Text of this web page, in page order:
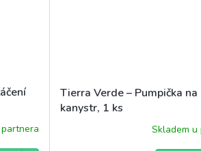
Tierra Verde – Pumpička
kanystr, 1 ks
Skladem u